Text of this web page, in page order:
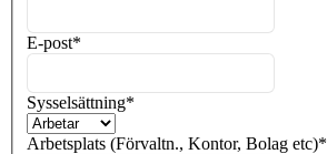
E-post*
Sysselsättning*
Arbetsplats (Förvaltn., Kontor, Bolag etc)*